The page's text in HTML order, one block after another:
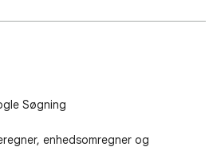
Søgning
enhedsomregner og